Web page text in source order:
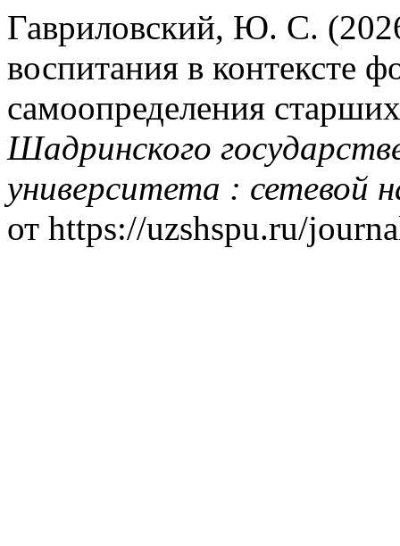
Гавриловский, Ю. С.
воспитания в контексте
самоопределения
Шадринского
университета : сетевой
от https://uzshspu.ru/